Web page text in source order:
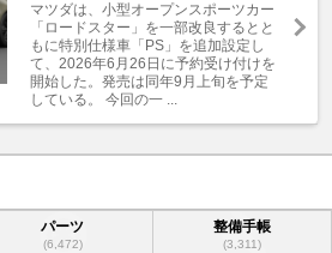
マツダは、小型オープンスポーツカー
「ロードスター」を一部改良するとと
もに特別仕様車「PS」を追加設定し
て、2026年6月26日に予約受け付けを
開始した。発売は同年9月上旬を予定
している。 今回の一 ...
パーツ
(6,472)
整備手帳
(3,311)